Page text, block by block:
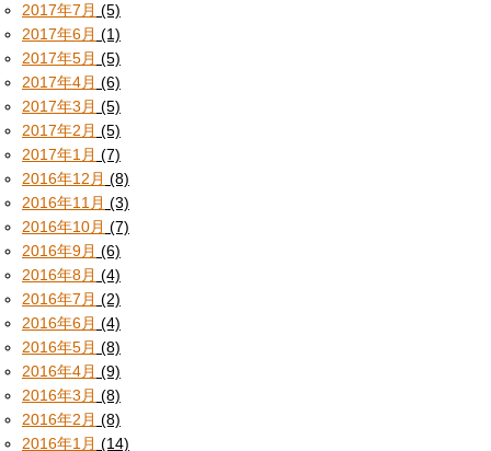
2017年7月 (5)
2017年6月 (1)
2017年5月 (5)
2017年4月 (6)
2017年3月 (5)
2017年2月 (5)
2017年1月 (7)
2016年12月 (8)
2016年11月 (3)
2016年10月 (7)
2016年9月 (6)
2016年8月 (4)
2016年7月 (2)
2016年6月 (4)
2016年5月 (8)
2016年4月 (9)
2016年3月 (8)
2016年2月 (8)
2016年1月 (14)